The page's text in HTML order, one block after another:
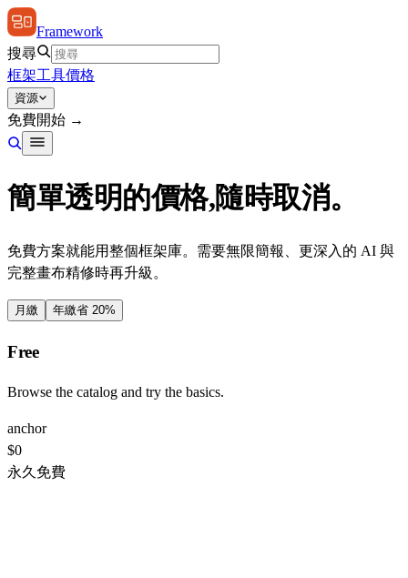
Framework
搜尋
框架工具價格
資源
免費開始 →
簡單透明的價格,隨時取消。
免費方案就能用整個框架庫。需要無限簡報、更深入的 AI 與
完整畫布精修時再升級。
月繳 年繳省 20%
Free
Browse the catalog and try the basics.
anchor
$0
永久免費